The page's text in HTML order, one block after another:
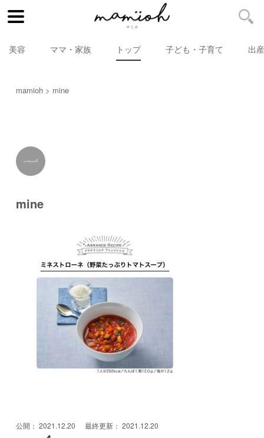
美容 ママ・家族 トップ 子ども・子育て 出
mamioh mine
mine
公開： 2021.12.20 最終更新： 2021.12.20